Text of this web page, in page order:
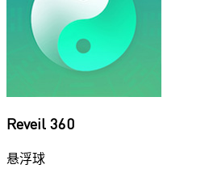
Reveil 360
悬浮球